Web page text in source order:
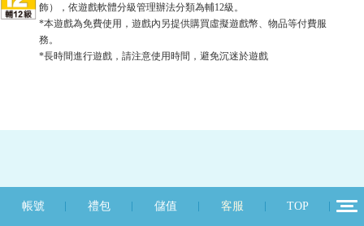
飾），依遊戲軟體分級管理辦法分類為輔12級。
*本遊戲為免費使用，遊戲內另提供購買虛擬遊戲幣、物品等付費服
務。
*長時間進行遊戲，請注意使用時間，避免沉迷於遊戲
帳號 禮包 儲值 客服 TOP 12